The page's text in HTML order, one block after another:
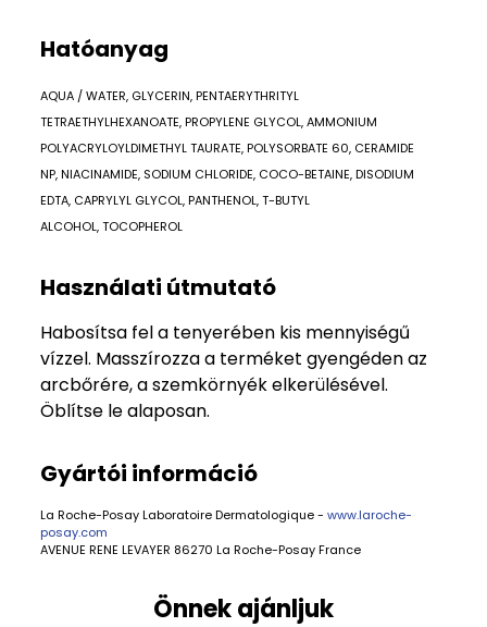
Hatóanyag
AQUA / WATER, GLYCERIN, PENTAERYTHRITYL
TETRAETHYLHEXANOATE, PROPYLENE GLYCOL, AMMONIUM
POLYACRYLOYLDIMETHYL TAURATE, POLYSORBATE 60, CERAMIDE
NP, NIACINAMIDE, SODIUM CHLORIDE, COCO-BETAINE, DISODIUM
EDTA, CAPRYLYL GLYCOL, PANTHENOL, T-BUTYL
ALCOHOL, TOCOPHEROL
Használati útmutató
Habosítsa fel a tenyerében kis mennyiségű
vízzel. Masszírozza a terméket gyengéden az
arcbőrére, a szemkörnyék elkerülésével.
Öblítse le alaposan.
Gyártói információ
La Roche-Posay Laboratoire Dermatologique - www.laroche-
posay.com
AVENUE RENE LEVAYER 86270 La Roche-Posay France
Önnek ajánljuk